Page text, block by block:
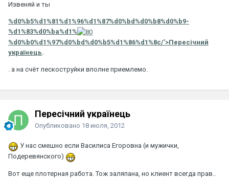
Извеняй и ты
%d0%b5%d1%81%d1%96%d1%87%d0%bd%d0%b8%d0%b9-
%d1%83%d0%ba%d1%
%d0%b0%d1%97%d0%bd%d0%b5%d1%86%d1%8c/'>Пересічний
українець.
. а на счёт пескоструйки вполне приемлемо.
Пересічний українець
Опубликовано 18 июля, 2012
У нас смешно если Василиса Егоровна (и мужички,
Подеревянского)
Вот еще плотерная работа. Тож заляпана, но клиент всегда прав..